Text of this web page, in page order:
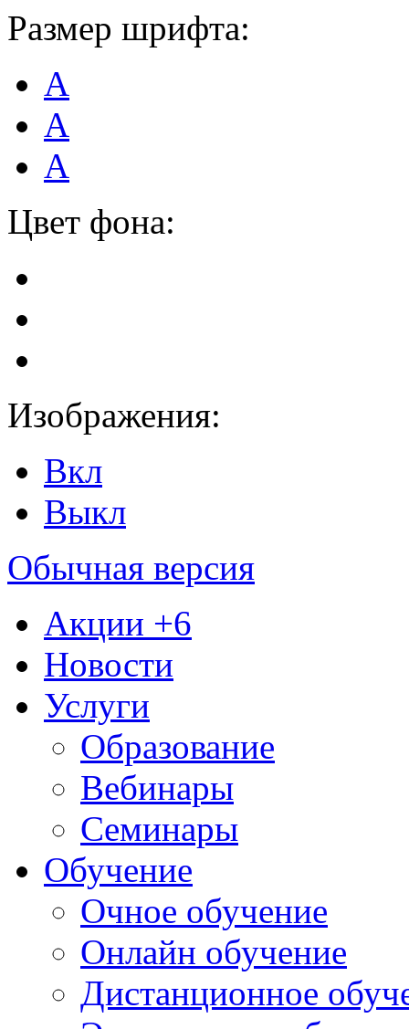
Размер шрифта:
А
А
А
Цвет фона:
Изображения:
Вкл
Выкл
Обычная версия
Акции +6
Новости
Услуги
Образование
Вебинары
Семинары
Обучение
Очное обучение
Онлайн обучение
Дистанционное